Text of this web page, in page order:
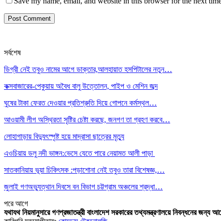
সর্বশেষ
ডিগ্রী নেই তবুও নামের আগে ডাক্তার,আলহায়াত হসপিটালের নতুন…
কক্সবাজারের-পেকুয়ায় অবৈধ বালু উত্তোলন, পাইপ ও মেশিন জব্দ
ঘুষের টাকা ফেরত দেওয়ার প্রতিশ্রুতি দিয়ে গোপনে কর্মস্থল…
আওয়ামী লীগ অস্থিরতা সৃষ্টির চেষ্টা করছে, জনগণ তা গ্রহণ করবে…
লোহাগাড়ায় বিদ্যুৎস্পৃষ্ট হয়ে মাদ্রাসা ছাত্রের মৃত্যু
এওচিয়ায় ডলু নদী ভাঙ্গন:ভেসে যেতে পারে নেয়ামত আলী পাড়া
সাতকানিয়ায় ভূয়া চিকিৎসক :পড়াশোনা নেই তবুও তারা বিশেষজ্ঞ,…
জুলাই গণঅভ্যুত্থান দিবসে বন বিভাগ চট্টগ্রাম অঞ্চলের শ্রদ্ধা…
পরেআগে
যথাযথ নিয়মানুসারে গণপ্রজাতন্ত্রী বাংলাদেশ সরকারের তথ্যমন্ত্রণালয়ে নিবন্ধনের জন্য